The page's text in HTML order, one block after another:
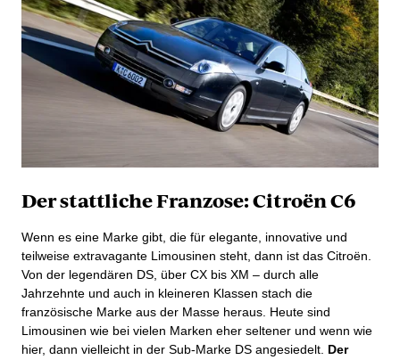
Der stattliche Franzose: Citroën C6
Wenn es eine Marke gibt, die für elegante, innovative und
teilweise extravagante Limousinen steht, dann ist das Citroën.
Von der legendären DS, über CX bis XM – durch alle
Jahrzehnte und auch in kleineren Klassen stach die
französische Marke aus der Masse heraus. Heute sind
Limousinen wie bei vielen Marken eher seltener und wenn wie
hier, dann vielleicht in der Sub-Marke DS angesiedelt. Der